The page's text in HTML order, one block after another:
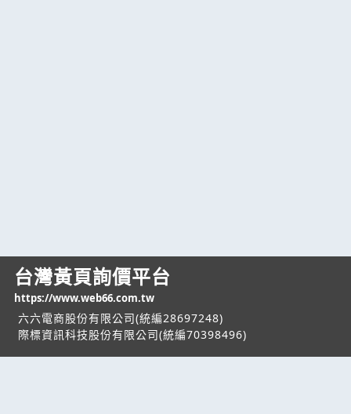
台灣黃頁詢價平台
https://www.web66.com.tw
六六電商股份有限公司(統編28697248)
際標資訊科技股份有限公司(統編70398496)